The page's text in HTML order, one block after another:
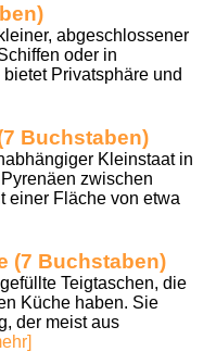
abgeschlossener
oder in
Privatsphäre und
Buchstaben)
Kleinstaat in
zwischen
einer Fläche von etwa
(7 Buchstaben)
Teigtaschen, die
Küche haben. Sie
der meist aus